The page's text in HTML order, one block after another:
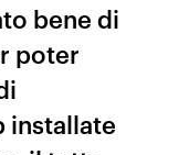
bene di
poter
installate